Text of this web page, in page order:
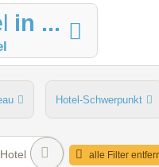
in ...
Hotel-Schwerpunkt
Touren
alle Filter